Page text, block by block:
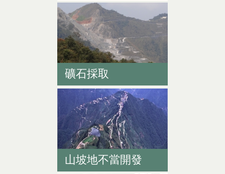
礦石採取
山坡地不當開發